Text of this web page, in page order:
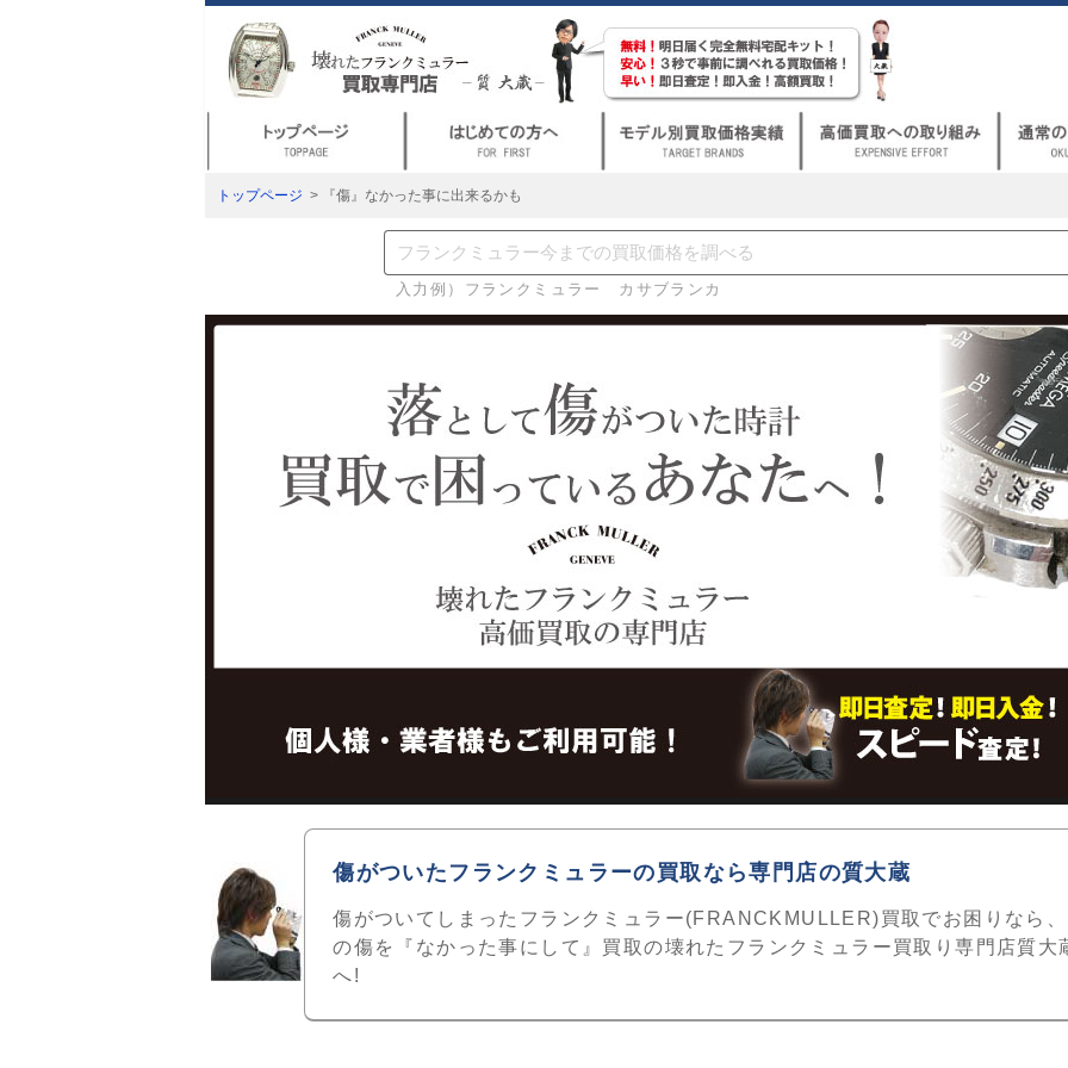
トップページ > 『傷』なかった事に出来るかも
入力例）フランクミュラー カサブランカ
傷がついたフランクミュラーの買取なら専門店の質大蔵
傷がついてしまったフランクミュラー(FRANCKMULLER)買取でお困りなら
の傷を『なかった事にして』買取の壊れたフランクミュラー買取り専門店質大
へ!